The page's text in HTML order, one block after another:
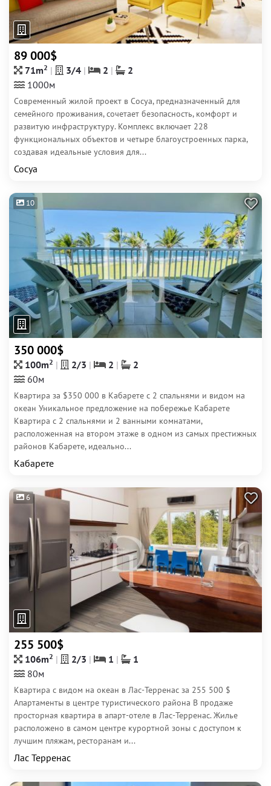
89 000$
71m2 3/4 2
2
1000м
Современный жилой проект в Сосуа, предназначенный для
семейного проживания, сочетает безопасность, комфорт и
развитую инфраструктуру. Комплекс включает 228
функциональных объектов и четыре благоустроенных парка,
создавая идеальные условия для...
Сосуа
10
350 000$
100m2 2/3 2
2
60м
Квартира за $350 000 в Кабарете с 2 спальнями и видом на
океан Уникальное предложение на побережье Кабарете
Квартира с 2 спальнями и 2 ванными комнатами,
расположенная на втором этаже в одном из самых престижных
районов Кабарете, идеально...
Кабарете
6
255 500$
106m2 2/3 1
1
80м
Квартира с видом на океан в Лас-Терренас за 255 500 $
Апартаменты в центре туристического района В продаже
просторная квартира в апарт-отеле в Лас-Терренас. Жилье
расположено в самом центре курортной зоны с доступом к
лучшим пляжам, ресторанам и...
Лас Терренас